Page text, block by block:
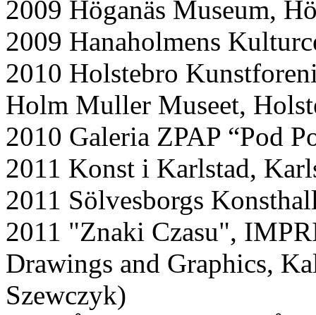
2009 Höganäs Museum,
2009 Hanaholmens
2010 Holstebro
Holm Muller Museet,
2010 Galeria ZPAP “Pod
2011 Konst i Karlstad,
2011 Sölvesborgs
2011 "Znaki Czasu",
Drawings and Graphics,
Szewczyk)